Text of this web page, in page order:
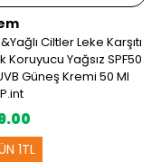
Ciltler Leke Karşıtı
Koruyucu Yağsız SPF50
Güneş Kremi 50 Ml
1TL